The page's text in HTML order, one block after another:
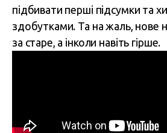
підбивати перші підсумки та
здобутками. Та на жаль, нове
за старе, а інколи навіть гірше.